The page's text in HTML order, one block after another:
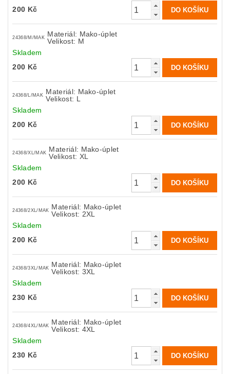
200 Kč
24368/M/MAK
Materiál: Mako-úplet
Velikost: M
Skladem
200 Kč
24368/L/MAK
Materiál: Mako-úplet
Velikost: L
Skladem
200 Kč
24368/XL/MAK Materiál: Mako-úplet
Velikost: XL
Skladem
200 Kč
24368/2XL/MAK Materiál: Mako-úplet
Velikost: 2XL
Skladem
200 Kč
24368/3XL/MAK Materiál: Mako-úplet
Velikost: 3XL
Skladem
230 Kč
24368/4XL/MAK Materiál: Mako-úplet
Velikost: 4XL
Skladem
230 Kč